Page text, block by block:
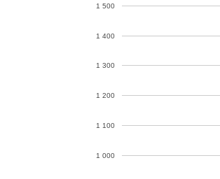
1 000
1 100
1 200
1 300
1 400
1 500